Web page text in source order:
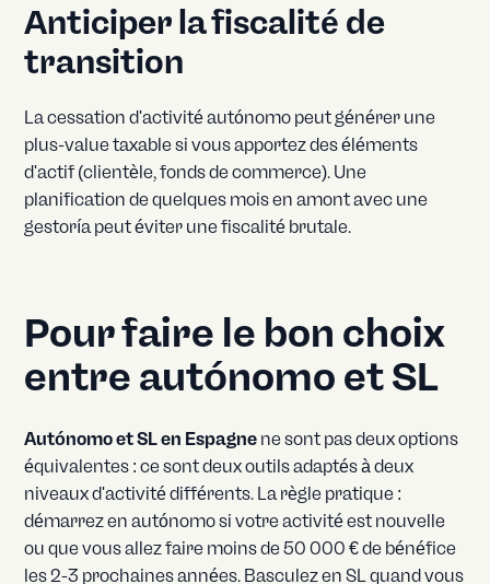
Anticiper la fiscalité de
transition
La cessation d'activité autónomo peut générer une
plus-value taxable si vous apportez des éléments
d'actif (clientèle, fonds de commerce). Une
planification de quelques mois en amont avec une
gestoría peut éviter une fiscalité brutale.
Pour faire le bon choix
entre autónomo et SL
Autónomo et SL en Espagne ne sont pas deux options
équivalentes : ce sont deux outils adaptés à deux
niveaux d'activité différents. La règle pratique :
démarrez en autónomo si votre activité est nouvelle
ou que vous allez faire moins de 50 000 € de bénéfice
les 2-3 prochaines années. Basculez en SL quand vous